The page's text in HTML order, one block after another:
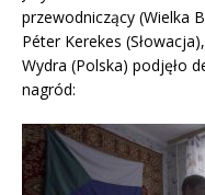
przewodniczący (Wielka
Péter Kerekes
Wydra (Polska) podjęło
nagród: